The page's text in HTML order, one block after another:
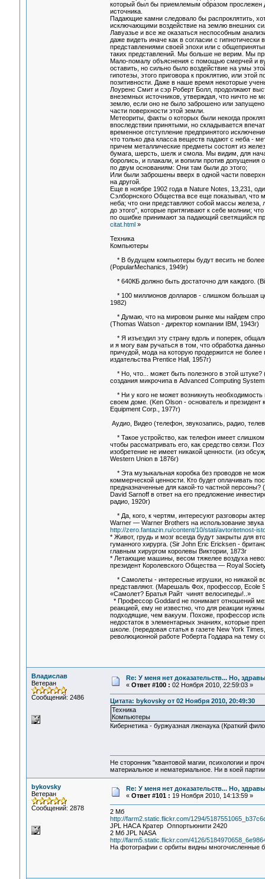
который был бы приемлемым образом прослежен
источника.
Падающие камни следовало бы распроклятить,
исключающими воздействие на землю внешних
Лавуазье и все же оказаться неспособным
даже видеть иначе как в согласии с
представлениями своей эпохи или с
таких представлений. Мы больше не верим. Мы
Мало-помалу объяснения с помощью смерчей и
оставить, но сильно было воздействие на умы
гипотезы, этого приговора к проклятию, или этой
позитивности. Даже в наше время некоторые
Лоуренс Смит и сэр Роберт Болл, продолжают
внеземных источников, утверждая, что ничто не
землю, если оно не было заброшено или запущено
части поверхности этой земли.
Метеориты, факты о которых были некогда
впоследствии принятыми, но складывается
временное отступление предпринятого
что только два класса веществ падают с неба -
причем металлические предметы состоят из
бумага, шерсть, шелк и смола. Мы видим, для
боролись, и плакали, и вопили против допущения
по двум основаниям: Они там были до этого;
Или были заброшены вверх в одной части
на другой.
Еще в ноябре 1902 года в Nature Notes, 13,231,
Сэлборнского Общества все еще показывал, что
неба; что они представляют собой массы
до этого", которые притягивают к себе молнии;
по ошибке принимают за падающий светящийся
citat.html »
Техника
Компьютеры
* В будущем компьютеры будут весить не более
(PopularMechanics, 1949г)
* 640КБ должно быть достаточно для каждого.
* 100 миллионов долларов - слишком большая
1982)
* Думаю, что на мировом рынке мы найдем
(Thomas Watson - директор компании IBM, 1943г)
* Я изъездил эту страну вдоль и поперек,
и я могу вам ручаться в том, что обработка
причудой, мода на которую продержится не более
издательства Prentice Hall, 1957г)
* Но, что... может быть полезного в этой штуке?
создания микрочипа в Advanced Computing
* Ни у кого не может возникнуть
своем доме. (Ken Olson - основатель и президент
Equipment Corp., 1977г)
Аудио, Видео (телефон, звукозапись, радио,
* Такое устройство, как телефон имеет слишком
чтобы рассматривать его, как средство связи.
изобретение не имеет никакой ценности. (из
Western Union в 1876г)
* Эта музыкальная коробка без проводов не
коммерческой ценности. Кто будет оплачивать
предназначенные для какой-то частной персоны?
David Sarnoff в ответ на его предложение
радио, 1920г)
* Да, кого, к чертям, интересуют разговоры
Warner — Warner Brothers на использование
http://zero.fantazin.ru/content/10/stati/avtoritetnost-
* Живот, грудь и мозг всегда будут закрыты для
гуманного хирурга. (Sir John Eric Ericksen -
главным хирургом королевы Виктории, 1873г
* Летающие машины, весом тяжелее воздуха
президент Королевского Общества — Royal
* Самолеты - интересные игрушки, но никакой
представляют. (Марешаль Фох, профессор, Ecole
«Самолет? Братья Райт чинят велосипеды!..»
* Профессор Goddard не понимает отношений
реакцией, ему не известно, что для реакции
подходящие, чем вакуум. Похоже, профессор
недостаток в элементарных знаниях, которые
школе. (передовая статья в газете New York
революционной работе Роберта Годдара на тему
Владислав
Ветеран
Сообщений: 2486
Re: У меня нет доказательств... Но,
« Ответ #100 : 02 Ноября 2010, 22:59:03 »
Цитата: bykovsky от 02 Ноября 2010, 20:49:30
Техника
Компьютеры
Кибернетика - буржуазная лженаука (Краткий
Не сторонник "квантовой магии, психологии и
материальное и нематериальное. Ни в коей
bykovsky
Ветеран
Сообщений: 2878
Re: У меня нет доказательств... Но,
« Ответ #101 : 19 Ноября 2010, 14:13:59 »
2 Мб
http://farm2.static.flickr.com/1294/
JPL НАСА Кратер Оппортьюнити 2420
2 Мб JPL NASA
http://farm5.static.flickr.com/4126/
На фотографии с орбиты видны многочисленные